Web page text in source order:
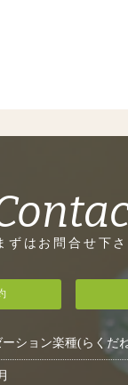
ずはお問合せ下
ーション楽種(らくだ